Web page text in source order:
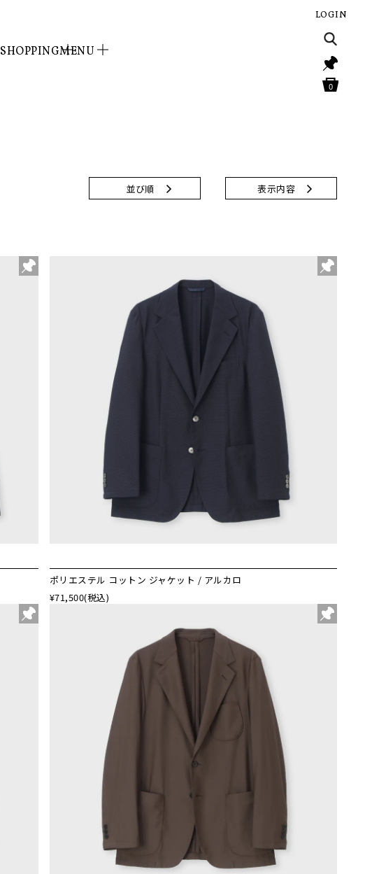
SHOPPINGMENU
LOGIN
0
並び順 表示内容
ポリエステル コットン ジャケット / アルカロ
¥71,500(税込)